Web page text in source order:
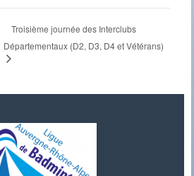
Troisième journée des Interclubs
Départementaux (D2, D3, D4 et Vétérans)